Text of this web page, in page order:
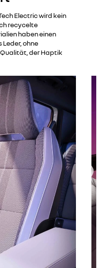
Electric wird kein
recycelte
haben einen
ohne
der Haptik